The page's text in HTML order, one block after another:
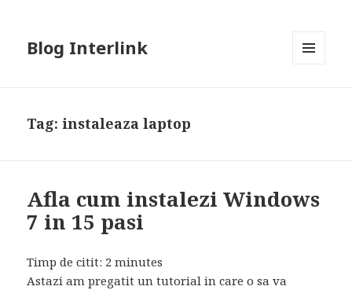
Blog Interlink
Tag:instaleaza laptop
Afla cum instalezi Windows
7 in 15 pasi
Timp de citit: 2 minutes
Astazi am pregatit un tutorial in care o sa va